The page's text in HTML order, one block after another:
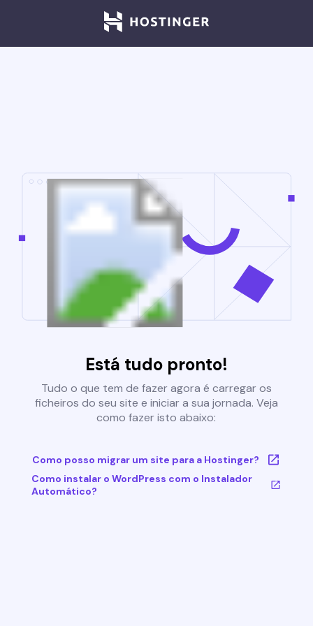
Está tudo pronto!
Tudo o que tem de fazer agora é carregar os
ficheiros do seu site e iniciar a sua jornada. Veja
como fazer isto abaixo:
Como posso migrar um site para a Hostinger?
Como instalar o WordPress com o Instalador
Automático?